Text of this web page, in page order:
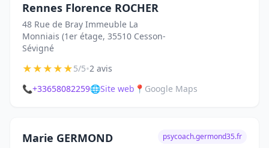
Rennes Florence ROCHER
48 Rue de Bray Immeuble La
Monniais (1er étage, 35510 Cesson-
Sévigné
★★★★★5/5•2 avis
📞+33658082259🌐Site web 📍 Google Maps
Marie GERMOND psycoach.germond35.fr